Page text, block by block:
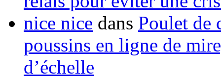
nice nice dans Poulet de
poussins en ligne de
d’échelle